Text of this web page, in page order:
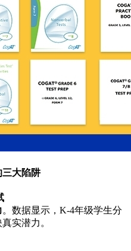
三大陷阱
。数据显示，K-4年级学生分
实潜力。